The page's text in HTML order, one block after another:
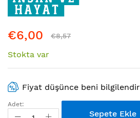
başına
atla
€6,00 €8,57
Stokta var
Fiyat düşünce beni bilgilendir
Adet:
Sepete Ekle